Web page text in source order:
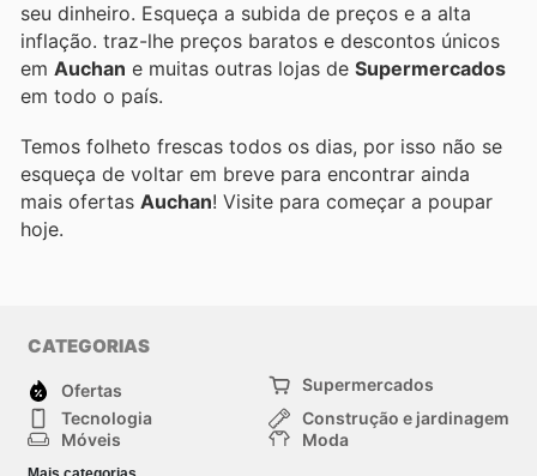
seu dinheiro. Esqueça a subida de preços e a alta
inflação. traz-lhe preços baratos e descontos únicos
em Auchan e muitas outras lojas de Supermercados
em todo o país.
Temos folheto frescas todos os dias, por isso não se
esqueça de voltar em breve para encontrar ainda
mais ofertas Auchan ! Visite para começar a poupar
hoje.
CATEGORIAS
Ofertas
Supermercados
Tecnologia
Construção e jardinagem
Móveis
Moda